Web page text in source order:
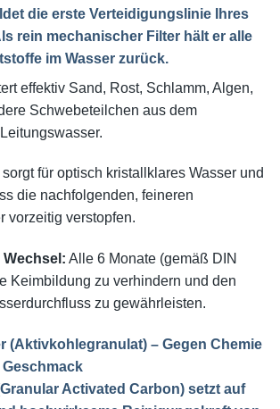
die erste Verteidigungslinie Ihres
rein mechanischer Filter hält er alle
im Wasser zurück.
effektiv Sand, Rost, Schlamm, Algen,
Schwebeteilchen aus dem
sorgt für optisch kristallklares Wasser und
die nachfolgenden, feineren
vorzeitig verstopfen.
Wechsel: Alle 6 Monate (gemäß DIN
Keimbildung zu verhindern und den
zu gewährleisten.
(Aktivkohlegranulat) – Gegen Chemie
Activated Carbon) setzt auf